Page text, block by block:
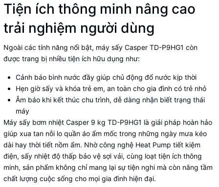
Tiện ích thông minh nâng cao
trải nghiệm người dùng
Ngoài các tính năng nổi bật, máy sấy Casper TD-P9HG1 còn
được trang bị nhiều tiện ích hữu dụng như:
Cảnh báo bình nước đầy giúp chủ động đổ nước kịp thời
Hẹn giờ sấy và khóa trẻ em, an toàn cho gia đình có trẻ nhỏ
Âm báo khi kết thúc chu trình, dễ dàng nhận biết trạng thái
máy
Máy sấy bơm nhiệt Casper 9 kg TD-P9HG1 là giải pháp hoàn hảo
giúp xua tan nỗi lo quần áo ẩm mốc trong những ngày mưa kéo
dài hay thời tiết nồm ẩm. Nhờ công nghệ Heat Pump tiết kiệm
điện, sấy nhiệt độ thấp bảo vệ sợi vải, cùng loạt tiện ích thông
minh, sản phẩm không chỉ mang lại sự tiện nghi mà còn nâng tầm
chất lượng cuộc sống cho mọi gia đình hiện đại.